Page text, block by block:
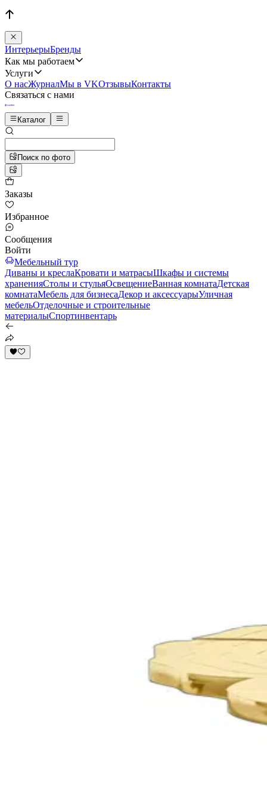
ИнтерьерыБренды
Как мы работаем
Услуги
О насЖурналМы в VKОтзывыКонтакты
Связаться с нами
Каталог
Поиск по фото
Заказы
Избранное
Сообщения
Войти
Мебельный тур
Диваны и креслаКровати и матрасыШкафы и системы
храненияСтолы и стульяОсвещениеВанная комнатаДетская
комнатаМебель для бизнесаДекор и аксессуарыУличная
мебельОтделочные и строительные
материалыСпортинвентарь